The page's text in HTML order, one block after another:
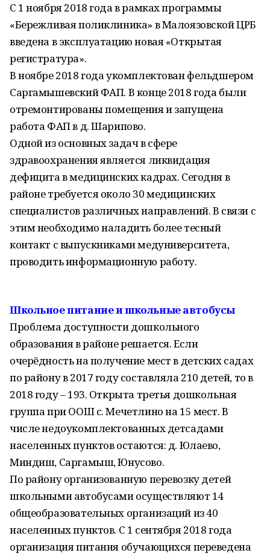
С 1 ноября 2018 года в рамках программы
«Бережливая поликлиника» в Малоязовской ЦРБ
введена в эксплуатацию новая «Открытая
регистратура».
В ноябре 2018 года укомплектован фельдшером
Саргамышевский ФАП. В конце 2018 года были
отремонтированы помещения и запущена
работа ФАП в д. Шарипово.
Одной из основных задач в сфере
здравоохранения является ликвидация
дефицита в медицинских кадрах. Сегодня в
районе требуется около 30 медицинских
специалистов различных направлений. В связи с
этим необходимо наладить более тесный
контакт с выпускниками медуниверситета,
проводить информационную работу.
Школьное питание и школьные автобусы
Проблема доступности дошкольного
образования в районе решается. Если
очерёдность на получение мест в детских садах
по району в 2017 году составляла 210 детей, то в
2018 году – 193. Открыта третья дошкольная
группа при ООШ с. Мечетлино на 15 мест. В
числе недоукомплектованных детсадами
населенных пунктов остаются: д. Юлаево,
Миндиш, Саргамыш, Юнусово.
По району организованную перевозку детей
школьными автобусами осуществляют 14
общеобразовательных организаций из 40
населенных пунктов. С 1 сентября 2018 года
организация питания обучающихся переведена